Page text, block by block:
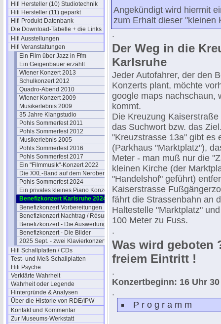
Hifi Hersteller (10) Studiotechnik
Hifi Hersteller (11) geparkt
Hifi Produkt-Datenbank
Die Download-Tabelle + die Links
Hifi Ausstellungen
Hifi Veranstaltungen
Ein Film über Jazz in Ffm
Ein Geigenbauer erzählt
Wiener Konzert 2013
Schulkonzert 2012
Quadro-Abend 2010
Wiener Konzert 2009
Musikerlebnis 2009
35 Jahre Klangstudio
Pohls Sommerfest 2011
Pohls Sommerfest 2012
Musikerlebnis 2005
Pohls Sommerfest 2016
Pohls Sommerfest 2017
Ein "Filmmusik"-Konzert 2022
Die XXL-Band auf dem Neroberg
Pohls Sommerfest 2024
Ein privates kleines Piano Konzert
Benefizkonzert Karlsruhe 2024
Benefizkonzert Vorbereitungen
Benefizkonzert Nachtrag / Résumé
Benefizkonzert - Die Auswertung
Benefizkonzert - Die Bilder
2025 Sept. - zwei Klavierkonzerte
Hifi Schallplatten / CDs
Test- und Meß-Schallplatten
Hifi Psyche
Verklärte Wahrheit
Wahrheit oder Legende
Hintergründe & Analysen
Über die Historie von RDE/IPW
Kontakt und Kommentar
Zur Museums-Werkstatt
Angekündigt wird hiermit
zum Erhalt dieser "kleinen
.
Der Weg in die
Karlsruhe
Jeder Autofahrer, der den
Konzerts plant, möchte
google maps nachschaun,
kommt.
Die Kreuzung
das Suchwort bzw. das
"Kreuzstrasse 13a" gibt es
(Parkhaus "Marktplatz"),
Meter - man muß nur die
kleinen Kirche (der
"Handelshof" geführt)
Kaiserstrasse
fährt die Strassenbahn an
Haltestelle "Marktplatz"
100 Meter zu Fuss.
.
Was wird geboten
freiem Eintritt !
.
Konzertbeginn: 16 Uhr 30
.
P r o g r a m m